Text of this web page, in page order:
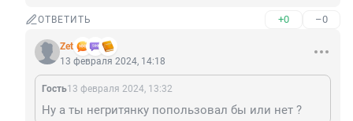
ОТВЕТИТЬ +0 –0
Zet
13 февраля 2024, 14:18
Гость13 февраля 2024, 13:32
Ну а ты негритянку попользовал бы или нет ?